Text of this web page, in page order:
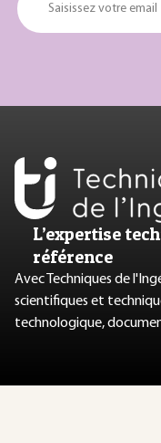
Saisissez votre email
L’expertise
référence
Avec Techniques de
scientifiques et
technologique,